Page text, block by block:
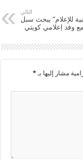
التالي
للإعلام” يبحث سبل
مع وفد إعلامي كويتي
مشار إليها بـ*